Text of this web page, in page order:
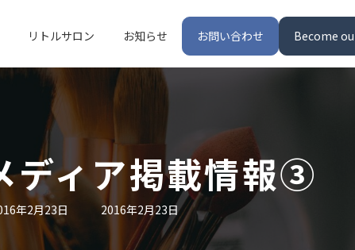
リトルサロン お知らせ お問い合わせ Become
ディア掲載情報③
年2月23日 最
終
2016年2月23日